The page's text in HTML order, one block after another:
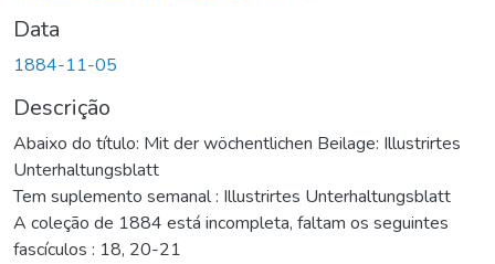
Data
1884-11-05
Descrição
Abaixo do título: Mit der wöchentlichen Beilage: Illustrirtes
Unterhaltungsblatt
Tem suplemento semanal : Illustrirtes Unterhaltungsblatt
A coleção de 1884 está incompleta, faltam os seguintes
fascículos : 18, 20-21